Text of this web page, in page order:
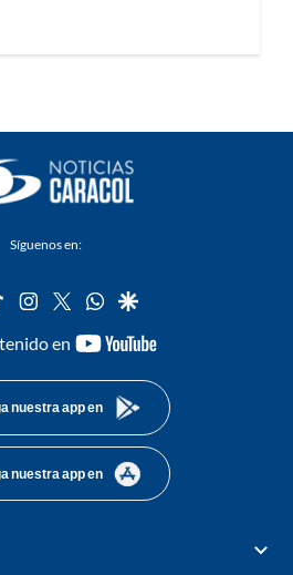
Síguenos en:
tiktok instagram
twitterwhatsapp
google
en
youtube-
nuestra app en
nuestra app en